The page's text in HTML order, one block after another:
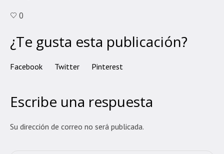
0
¿Te gusta esta publicación?
Facebook Twitter Pinterest
Escribe una respuesta
Su dirección de correo no será publicada.